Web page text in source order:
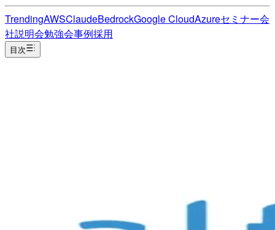
TrendingAWSClaudeBedrockGoogle CloudAzureセミナー会
社説明会勉強会事例採用
目次